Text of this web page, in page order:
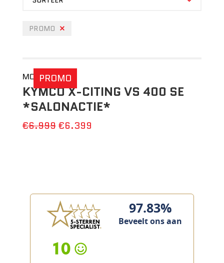
PROMO
PROMO
MOTO
KYMCO X-CITING VS 400 SE
*SALONACTIE*
€6.999€6.399
97.83%
Beveelt ons aan
10